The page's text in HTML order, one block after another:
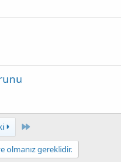
Son
olmanız gereklidir.